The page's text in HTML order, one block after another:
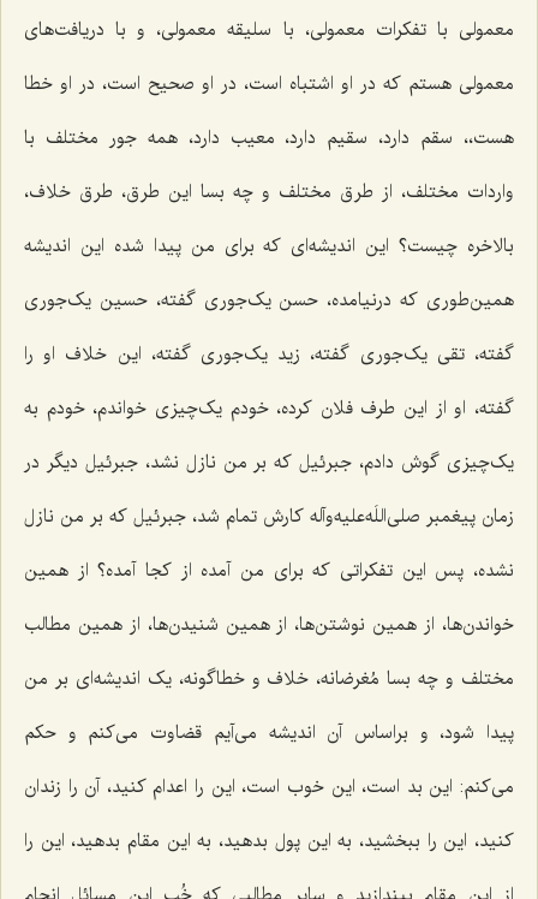
معمولی با تفکرات معمولی، با سلیقه معمولی، و با دریافت‌های
معمولی هستم که در او اشتباه است، در او صحیح است، در او خطا
هست،، سقم دارد، سقیم دارد، معیب دارد، همه جور مختلف با
واردات مختلف، از طرق مختلف و چه بسا این طرق، طرق خلاف،
بالاخره چیست؟ این اندیشه‌ای که برای من پیدا شده این اندیشه
همین‌طوری که درنیامده، حسن یک‌جوری گفته، حسین یک‌جوری
گفته، تقی یک‌جوری گفته، زید یک‌جوری گفته، این خلاف او را
گفته، او از این طرف فلان کرده، خودم یک‌چیزی خواندم، خودم به
یک‌چیزی گوش دادم، جبرئیل که بر من نازل نشد، جبرئیل دیگر در
زمان پیغمبر صلی‌اللَه‌علیه‌وآله کارش تمام شد، جبرئیل که بر من نازل
نشده، پس این تفکراتی که برای من آمده از کجا آمده؟ از همین
خواندن‌ها، از همین نوشتن‌ها، از همین شنیدن‌ها، از همین مطالب
مختلف و چه بسا مُغرضانه، خلاف و خطاگونه، یک اندیشه‌ای بر من
پیدا شود، و براساس آن اندیشه می‌آیم قضاوت می‌کنم و حکم
می‌کنم: این بد است، این خوب است، این را اعدام کنید، آن را زندان
کنید، این را ببخشید، به این پول بدهید، به این مقام بدهید، این را